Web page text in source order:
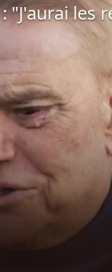
"J'aurai les